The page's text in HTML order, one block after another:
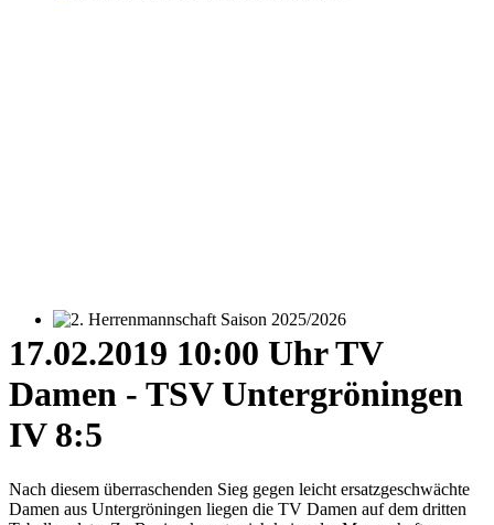
2. Herrenmannschaft Saison 2025/2026
17.02.2019 10:00 Uhr TV
Damen - TSV Untergröningen
IV 8:5
Nach diesem überraschenden Sieg gegen leicht ersatzgeschwächte
Damen aus Untergröningen liegen die TV Damen auf dem dritten